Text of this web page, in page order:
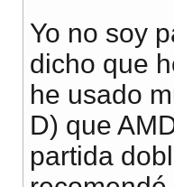
Yo no soy
dicho que
he usado
D) que
partida